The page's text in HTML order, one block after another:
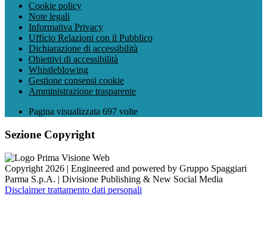
Cookie policy
Note legali
Informativa Privacy
Ufficio Relazioni con il Pubblico
Dichiarazione di accessibilità
Obiettivi di accessibilità
Whistleblowing
Gestione consensi cookie
Amministrazione trasparente
Pagina visualizzata 697 volte
Sezione Copyright
Copyright 2026 | Engineered and powered by Gruppo Spaggiari
Parma S.p.A. | Divisione Publishing & New Social Media
Disclaimer trattamento dati personali